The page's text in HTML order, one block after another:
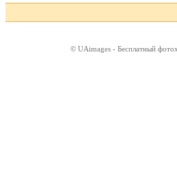
© UAimages - Бесплатный